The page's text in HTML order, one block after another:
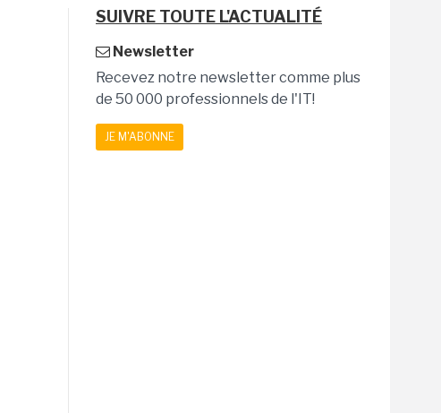
SUIVRE TOUTE L'ACTUALITÉ
Newsletter
Recevez notre newsletter comme plus
de 50 000 professionnels de l'IT!
JE M'ABONNE